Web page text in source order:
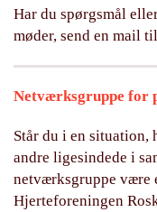
Har du spørgsmål
møder, send en mail
Netværksgruppe for
Står du i en situation,
andre ligesindede i
netværksgruppe være
Hjerteforeningen